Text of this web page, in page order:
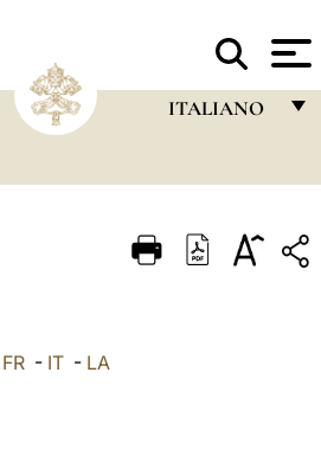
ITALIANO
ITALIANO
FR- IT- LA